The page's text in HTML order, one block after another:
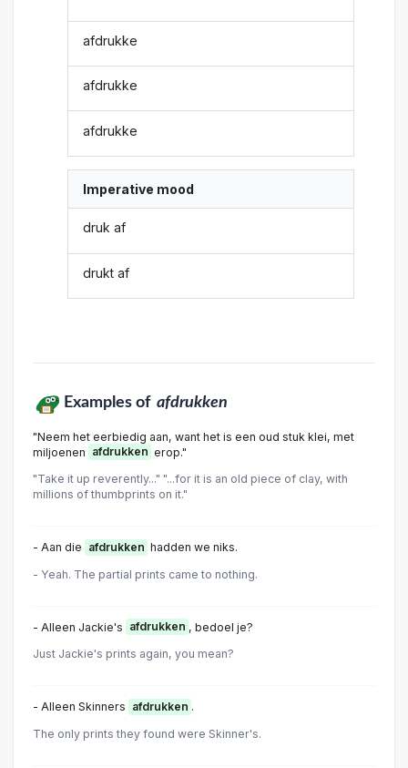
afdrukke
afdrukke
afdrukke
Imperative mood
druk af
drukt af
Examples of afdrukken
"Neem het eerbiedig aan, want het is een oud stuk klei, met
miljoenen afdrukken erop."
"Take it up reverently..." "...for it is an old piece of clay, with
millions of thumbprints on it."
- Aan die afdrukken hadden we niks.
- Yeah. The partial prints came to nothing.
- Alleen Jackie's afdrukken , bedoel je?
Just Jackie's prints again, you mean?
- Alleen Skinners afdrukken .
The only prints they found were Skinner's.